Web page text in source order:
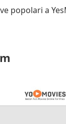
popolari a